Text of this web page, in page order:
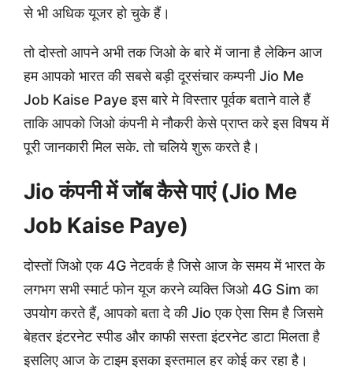
से भी अधिक यूजर हो चुके हैं।
तो दोस्तो आपने अभी तक जिओ के बारे में जाना है लेकिन आज
हम आपको भारत की सबसे बड़ी दूरसंचार कम्पनी Jio Me
Job Kaise Paye इस बारे मे विस्तार पूर्वक बताने वाले हैं
ताकि आपको जिओ कंपनी मे नौकरी केसे प्राप्त करे इस विषय में
पूरी जानकारी मिल सके. तो चलिये शुरू करते है।
Jio कंपनी में जॉब कैसे पाएं (Jio Me
Job Kaise Paye)
दोस्तों जिओ एक 4G नेटवर्क है जिसे आज के समय में भारत के
लगभग सभी स्मार्ट फोन यूज करने व्यक्ति जिओ 4G Sim का
उपयोग करते हैं, आपको बता दे की Jio एक ऐसा सिम है जिसमे
बेहतर इंटरनेट स्पीड और काफी सस्ता इंटरनेट डाटा मिलता है
इसलिए आज के टाइम इसका इस्तमाल हर कोई कर रहा है।